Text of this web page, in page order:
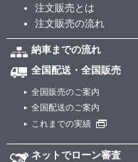
注文販売とは
注文販売の流れ
納車までの流れ
全国配送・全国販売
全国販売のご案内
全国配送のご案内
これまでの実績
ネットでローン審査